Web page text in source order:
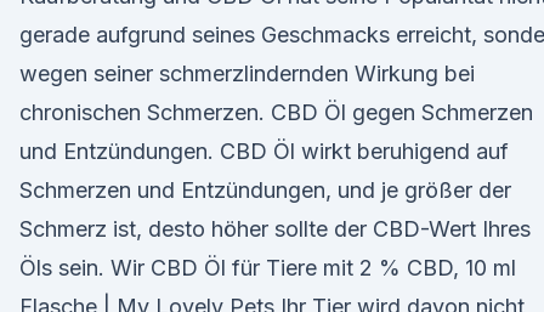
gerade aufgrund seines Geschmacks erreicht,
wegen seiner schmerzlindernden Wirkung bei
chronischen Schmerzen. CBD Öl gegen Schmerzen
und Entzündungen. CBD Öl wirkt beruhigend auf
Schmerzen und Entzündungen, und je größer der
Schmerz ist, desto höher sollte der CBD-Wert Ihres
Öls sein. Wir CBD Öl für Tiere mit 2 % CBD, 10 ml
Flasche | My Lovely Pets Ihr Tier wird davon nicht